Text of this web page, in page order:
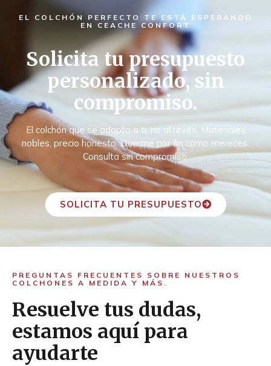
EL COLCHÓN PERFECTO TE ESTÁ ESPERANDO
EN CEACHE CONFORT
Solicita tu presupuesto
personalizado, sin
compromiso.
El colchón que se adapta a ti, no al revés. Materiales
nobles, precio honesto. Duerme por fin como mereces.
Consulta sin compromiso.
SOLICITA TU PRESUPUESTO
PREGUNTAS FRECUENTES SOBRE NUESTROS
COLCHONES A MEDIDA Y MÁS.
Resuelve tus dudas,
estamos aquí para
ayudarte